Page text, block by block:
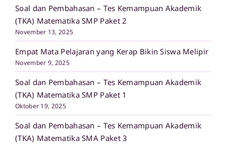
Soal dan Pembahasan – Tes Kemampuan Akademik
(TKA) Matematika SMP Paket 2
November 13, 2025
Empat Mata Pelajaran yang Kerap Bikin Siswa Melipir
November 9, 2025
Soal dan Pembahasan – Tes Kemampuan Akademik
(TKA) Matematika SMP Paket 1
Oktober 19, 2025
Soal dan Pembahasan – Tes Kemampuan Akademik
(TKA) Matematika SMA Paket 3